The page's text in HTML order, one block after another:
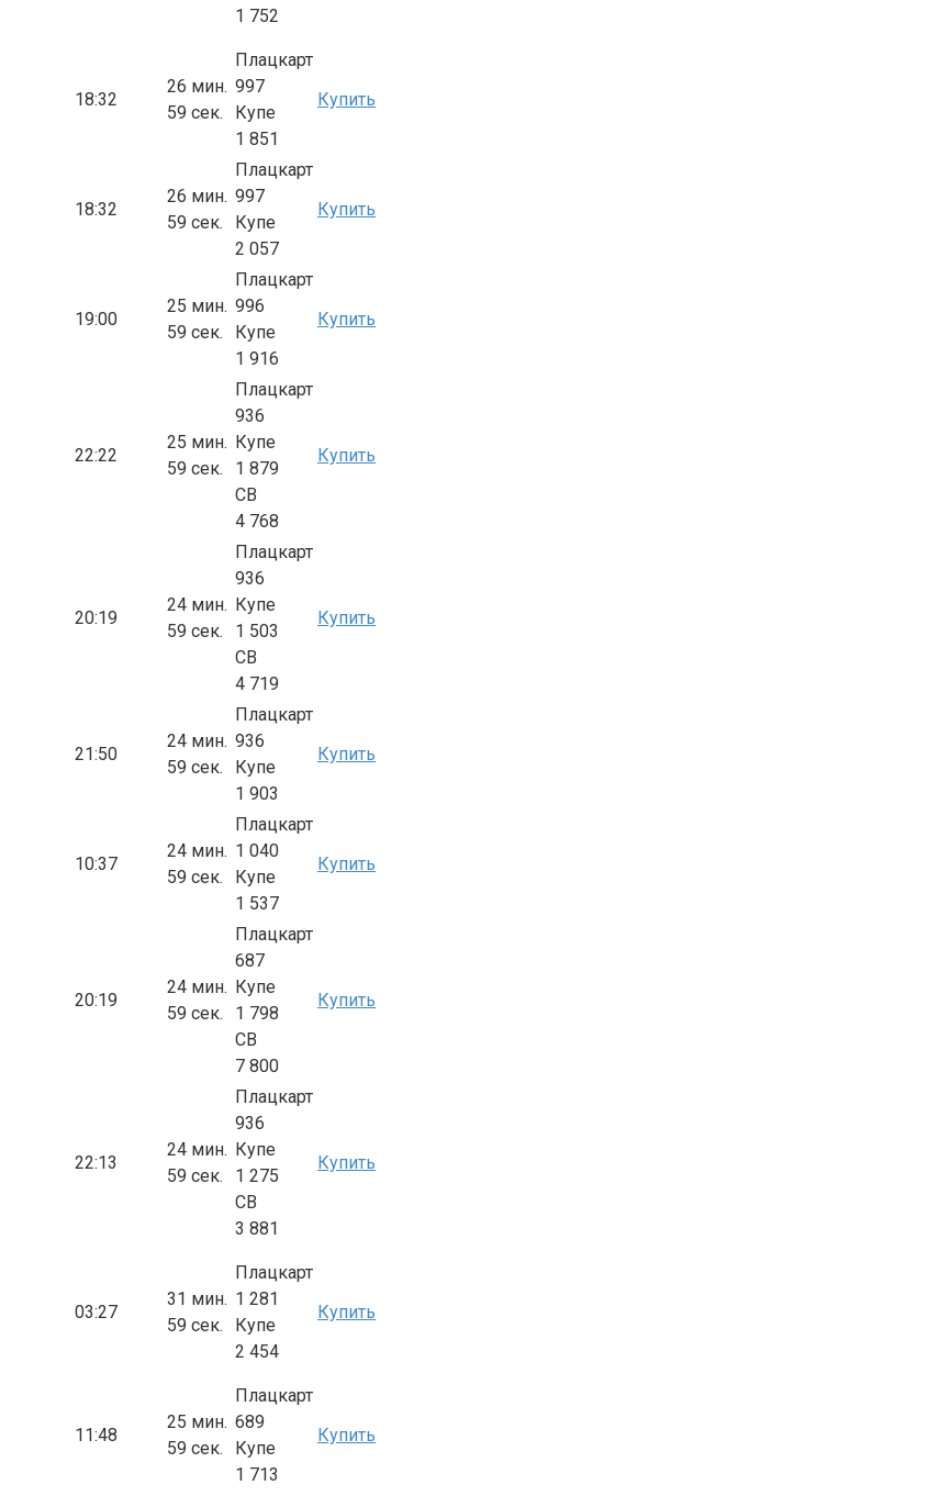
1 752
18:32
26 мин.
59 сек.
Плацкарт
997
Купе
1 851
Купить
18:32
26 мин.
59 сек.
Плацкарт
997
Купе
2 057
Купить
19:00
25 мин.
59 сек.
Плацкарт
996
Купе
1 916
Купить
22:22
25 мин.
59 сек.
Плацкарт
936
Купе
1 879
СВ
4 768
Купить
20:19
24 мин.
59 сек.
Плацкарт
936
Купе
1 503
СВ
4 719
Купить
21:50
24 мин.
59 сек.
Плацкарт
936
Купе
1 903
Купить
10:37
24 мин.
59 сек.
Плацкарт
1 040
Купе
1 537
Купить
20:19
24 мин.
59 сек.
Плацкарт
687
Купе
1 798
СВ
7 800
Купить
22:13
24 мин.
59 сек.
Плацкарт
936
Купе
1 275
СВ
3 881
Купить
03:27
31 мин.
59 сек.
Плацкарт
1 281
Купе
2 454
Купить
11:48
25 мин.
59 сек.
Плацкарт
689
Купе
1 713
Купить